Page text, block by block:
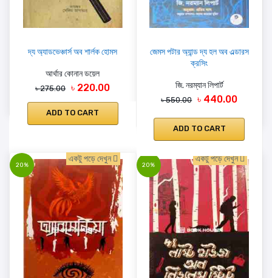
দ্য অ্যাডভেঞ্চার্স অব শার্লক হোমস
আর্থার কোনান ডয়েল
৳ 275.00 ৳ 220.00
ADD TO CART
জেমস পটার অ্যান্ড দ্য হল অব এল্ডারস
ক্রসিং
জি. নরম্যান লিপার্ট
৳ 550.00 ৳ 440.00
ADD TO CART
20%
একটু পড়ে দেখুন
20%
একটু পড়ে দেখুন